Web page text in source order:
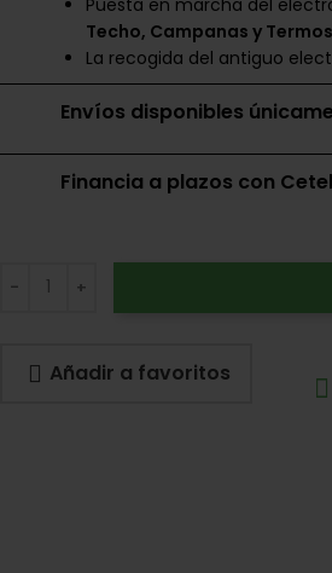
Puesta en marcha del
Techo, Campanas y
La recogida del antiguo
Envíos disponibles
Financia a plazos con
Añadir a favoritos